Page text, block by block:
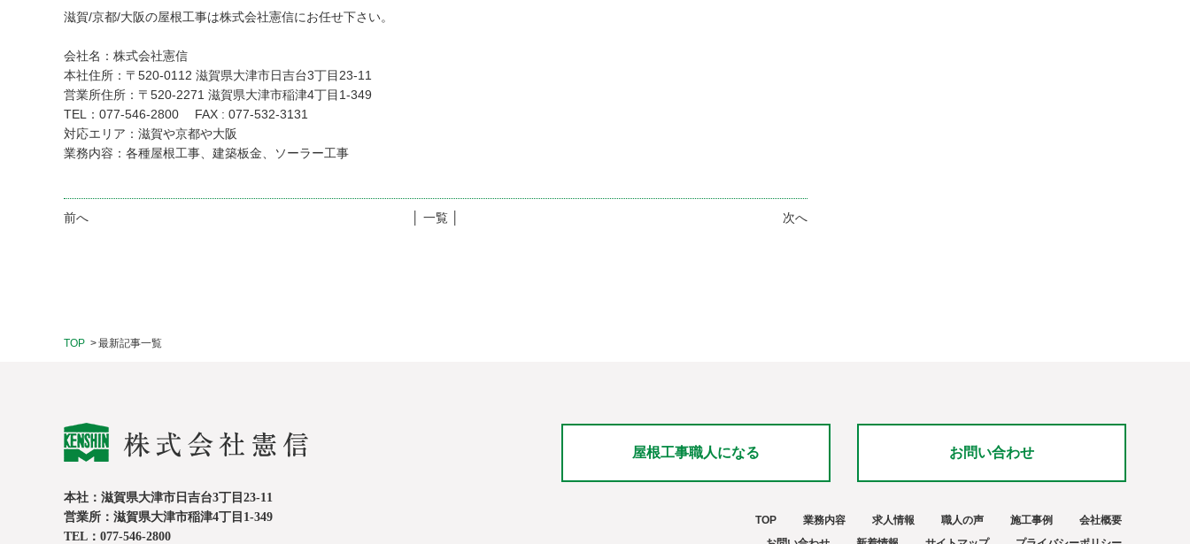
滋賀/京都/大阪の屋根工事は株式会社憲信にお任せ下さい。
会社名：株式会社憲信
本社住所：〒520-0112 滋賀県大津市日吉台3丁目23-11
営業所住所：〒520-2271 滋賀県大津市稲津4丁目1-349
TEL：077-546-2800 FAX : 077-532-3131
対応エリア：滋賀や京都や大阪
業務内容：各種屋根工事、建築板金、ソーラー工事
前へ 次へ
│ 一覧 │
TOP 最新記事一覧
本社：滋賀県大津市日吉台3丁目23-11
営業所：滋賀県大津市稲津4丁目1-349
TEL：077-546-2800
屋根工事職人になる お問い合わせ
TOP 業務内容 求人情報 職人の声 施工事例
会社概要